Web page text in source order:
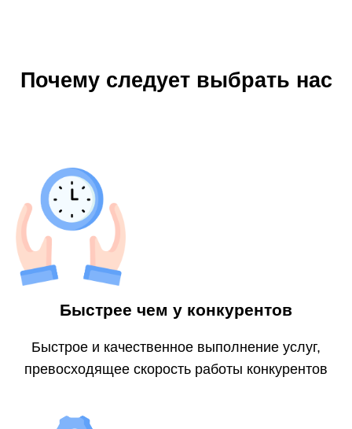
Почему следует выбрать нас
Быстрее чем у конкурентов
Быстрое и качественное выполнение услуг,
превосходящее скорость работы конкурентов